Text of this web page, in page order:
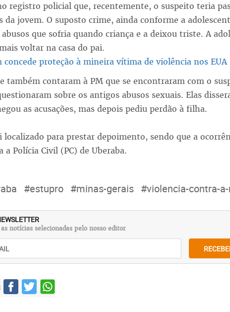
registro policial que, recentemente, o suspeito teria
da jovem. O suposto crime, ainda conforme a
que sofria quando criança e a deixou triste. A
voltar na casa do pai.
concede proteção à mineira vítima de violência nos EUA
também contaram à PM que se encontraram com o
sobre os antigos abusos sexuais. Elas
as acusações, mas depois pediu perdão à filha.
localizado para prestar depoimento, sendo que a
a Polícia Civil (PC) de Uberaba.
#estupro #minas-gerais #violencia-contra-
notícias selecionadas pelo nosso editor